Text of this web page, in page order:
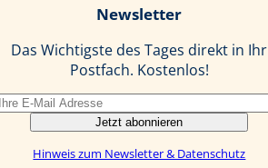
n
l
Newsletter
Das Wichtigste des Tages direkt in Ihr
Postfach. Kostenlos!
Jetzt abonnieren
Hinweis zum Newsletter & Datenschutz